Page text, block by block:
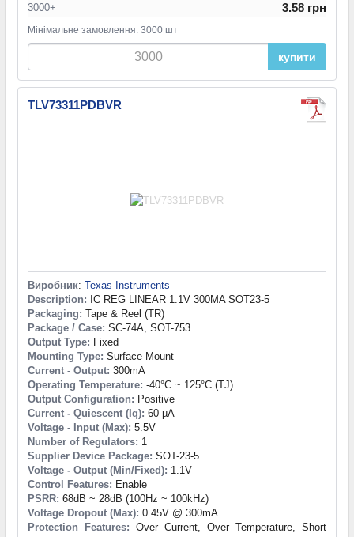
3000+ 3.58 грн
Мінімальне замовлення: 3000 шт
купити
TLV73311PDBVR
Виробник: Texas Instruments
Description: IC REG LINEAR 1.1V 300MA SOT23-5
Packaging: Tape & Reel (TR)
Package / Case: SC-74A, SOT-753
Output Type: Fixed
Mounting Type: Surface Mount
Current - Output: 300mA
Operating Temperature: -40°C ~ 125°C (TJ)
Output Configuration: Positive
Current - Quiescent (Iq): 60 µA
Voltage - Input (Max): 5.5V
Number of Regulators: 1
Supplier Device Package: SOT-23-5
Voltage - Output (Min/Fixed): 1.1V
Control Features: Enable
PSRR: 68dB ~ 28dB (100Hz ~ 100kHz)
Voltage Dropout (Max): 0.45V @ 300mA
Protection Features: Over Current, Over Temperature, Short